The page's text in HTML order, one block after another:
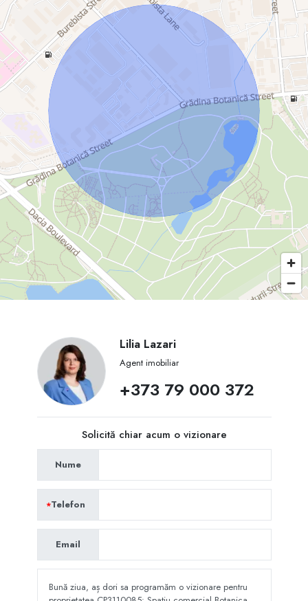
Lilia Lazari
Agent imobiliar
+373 79 000 372
Solicită chiar acum o vizionare
Nume
Telefon
Email